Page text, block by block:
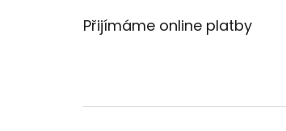
Přijímáme online platby